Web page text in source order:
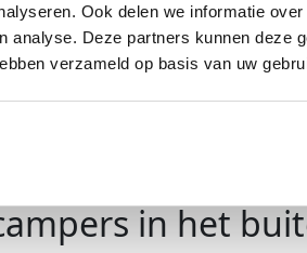
Ook delen we informatie
analyse. Deze partners kunnen deze
verzameld op basis van uw
waardoor je een bepaald
op de milieuzone aanvragen.
op de milieuzone), als het
met carrosseriecode SA
voor de eigen milieuzone,
in het